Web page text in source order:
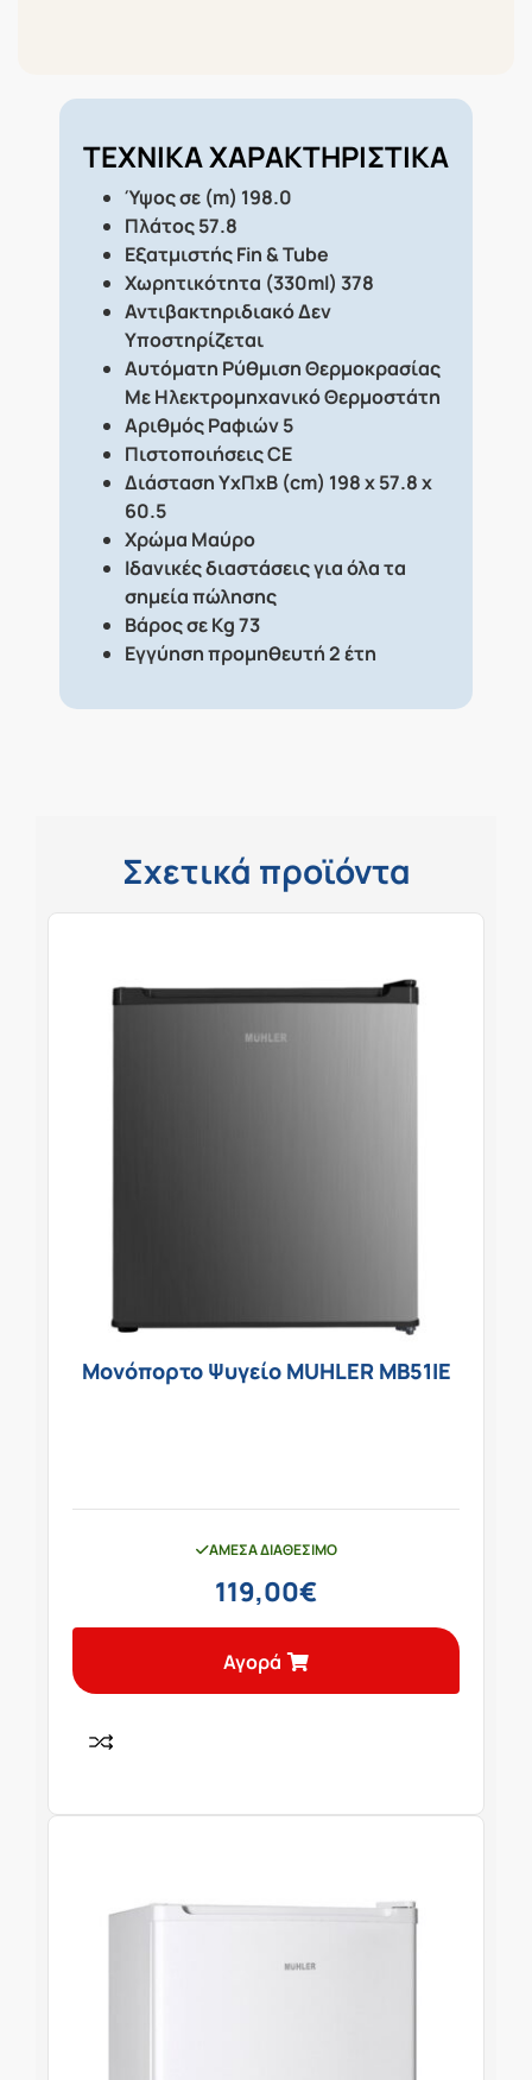
ΤΕΧΝΙΚΑ ΧΑΡΑΚΤΗΡΙΣΤΙΚΑ
Ύψος σε (m) 198.0
Πλάτος57.8
ΕξατμιστήςFin & Tube
Χωρητικότητα (330ml) 378
ΑντιβακτηριδιακόΔεν
Υποστηρίζεται
Αυτόματη Ρύθμιση Θερμοκρασίας
Με Ηλεκτρομηχανικό Θερμοστάτη
Αριθμός Ραφιών5
ΠιστοποιήσειςCE
Διάσταση ΥxΠxΒ (cm) 198 x 57.8 x
60.5
Χρώμα Μαύρο
Ιδανικές διαστάσεις για όλα τα
σημεία πώλησης
Βάρος σε Kg73
Εγγύηση προμηθευτή 2 έτη
Σχετικά προϊόντα
Μονόπορτο Ψυγείο MUHLER MB51IE
ΆΜΕΣΑ ΔΙΑΘΈΣΙΜΟ
119,00€
Αγορά